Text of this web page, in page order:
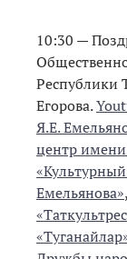
10:30 —
Республики
Егорова.
Я.Е.
центр
Емельянова»,